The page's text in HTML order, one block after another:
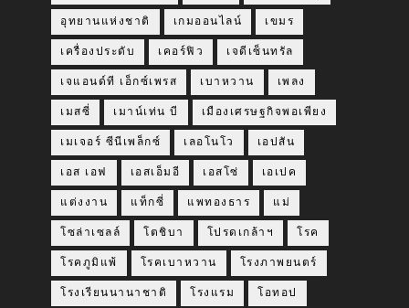
อุทยานแห่งชาติ เกมออนไลน์ เขมร
เครื่องประดับ เคอร์ฟิว เจดีเซ็นทรัล
เจแอนด์ที เอ็กซ์เพรส เบาหวาน เพลง
เมสซี่ เมาน์เท่น บี เมืองเศรษฐกิจพอเพียง
เมเจอร์ ซีนีเพล็กซ์ เลอโนโว เอปสัน
เอส เอฟ เอสเอ็มอี เอสโซ่ เอเปค
แต่งงาน แท็กซี่ แพทองธาร แม่
โซล่าเซลล์ โตชิบา โปรดเกล้าฯ โรค
โรคภูมิแพ้ โรคเบาหวาน โรงภาพยนตร์
โรงเรียนนานาชาติ โรงแรม โอทอป